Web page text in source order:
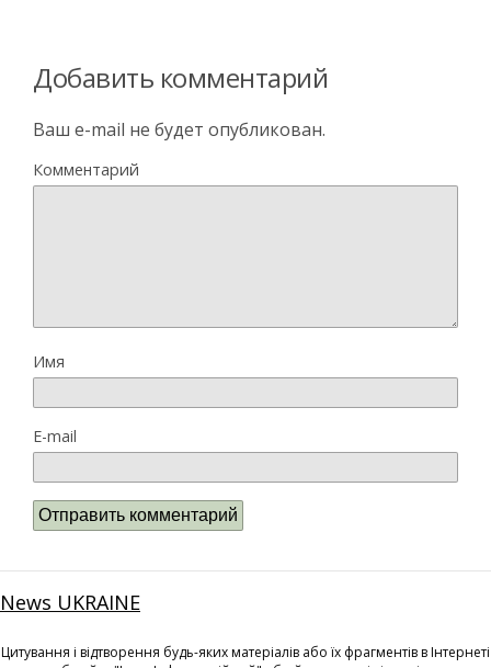
Добавить комментарий
Ваш e-mail не будет опубликован.
Комментарий
Имя
E-mail
News UKRAINE
Цитування і відтворення будь-яких матеріалів або їх фрагментів в Інтернеті